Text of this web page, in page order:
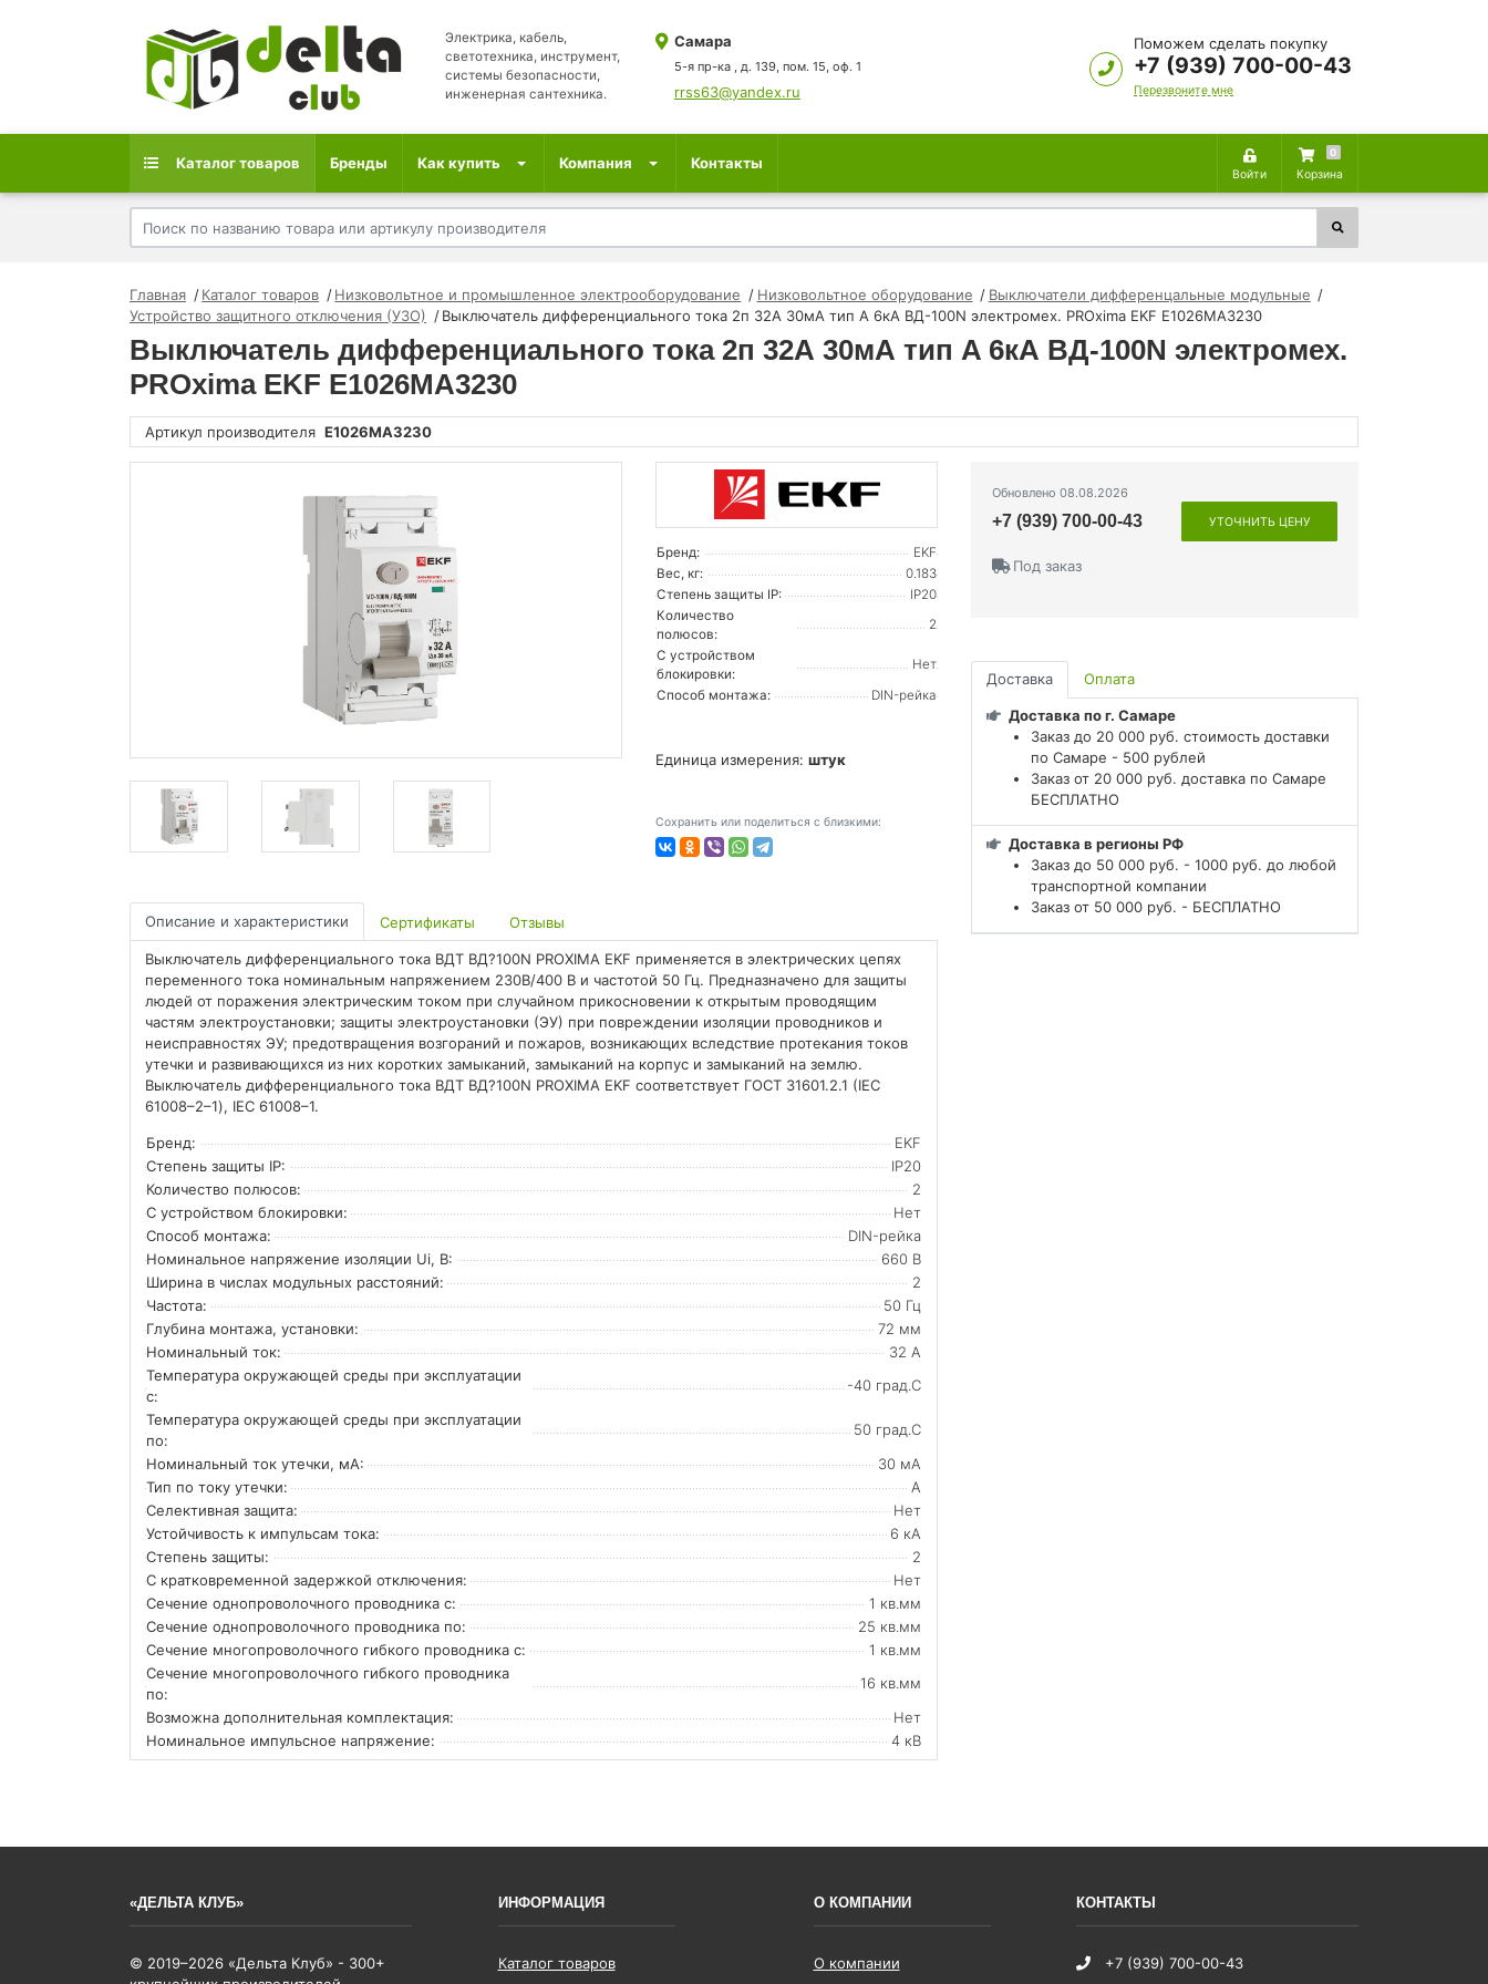
Электрика, кабель,
светотехника, инструмент,
системы безопасности,
инженерная сантехника.
Самара
5-я пр-ка , д. 139, пом. 15, оф. 1
rrss63@yandex.ru
Поможем сделать покупку
+7 (939) 700-00-43
Перезвоните мне
Каталог товаров Бренды Как купить Компания Контакты
Войти
0
Корзина
Главная Каталог товаров Низковольтное и промышленное электрооборудование Низковольтное оборудование
Выключатели дифференцальные модульные
Устройство защитного отключения (УЗО)
Выключатель дифференциального тока 2п 32А 30мА тип A 6кА ВД-100N электромех. PROxima EKF E1026MA3230
Выключатель дифференциального тока 2п 32А 30мА тип A 6кА ВД-100N электромех.
PROxima EKF E1026MA3230
Артикул производителя E1026MA3230
Бренд:
EKF
Вес, кг:
0.183
Степень защиты IP:
IP20
Количество
полюсов:
2
С устройством
блокировки:
Нет
Способ монтажа:
DIN-рейка
Единица измерения: штук
Сохранить или поделиться с близкими:
Обновлено 08.08.2026
+7 (939) 700-00-43 УТОЧНИТЬ ЦЕНУ
Под заказ
Доставка Оплата
Доставка по г. Самаре
Заказ до 20 000 руб. стоимость доставки
по Самаре - 500 рублей
Заказ от 20 000 руб. доставка по Самаре
БЕСПЛАТНО
Доставка в регионы РФ
Заказ до 50 000 руб. - 1000 руб. до любой
транспортной компании
Заказ от 50 000 руб. - БЕСПЛАТНО
Описание и характеристики
Сертификаты Отзывы
Выключатель дифференциального тока ВДТ ВД?100N PROXIMA EKF применяется в электрических цепях
переменного тока номинальным напряжением 230В/400 В и частотой 50 Гц. Предназначено для защиты
людей от поражения электрическим током при случайном прикосновении к открытым проводящим
частям электроустановки; защиты электроустановки (ЭУ) при повреждении изоляции проводников и
неисправностях ЭУ; предотвращения возгораний и пожаров, возникающих вследствие протекания токов
утечки и развивающихся из них коротких замыканий, замыканий на корпус и замыканий на землю.
Выключатель дифференциального тока ВДТ ВД?100N PROXIMA EKF соответствует ГОСТ 31601.2.1 (IEC
61008–2–1), IEC 61008–1.
Бренд:
EKF
Степень защиты IP:
IP20
Количество полюсов:
2
С устройством блокировки:
Нет
Способ монтажа:
DIN-рейка
Номинальное напряжение изоляции Ui, В:
660 В
Ширина в числах модульных расстояний:
2
Частота:
50 Гц
Глубина монтажа, установки:
72 мм
Номинальный ток:
32 А
Температура окружающей среды при эксплуатации
с:
-40 град.C
Температура окружающей cреды при эксплуатации
по:
50 град.C
Номинальный ток утечки, мА:
30 мА
Тип по току утечки:
A
Селективная защита:
Нет
Устойчивость к импульсам тока:
6 кА
Степень защиты:
2
С кратковременной задержкой отключения:
Нет
Сечение однопроволочного проводника с:
1 кв.мм
Сечение однопроволочного проводника по:
25 кв.мм
Сечение многопроволочного гибкого проводника с:
1 кв.мм
Сечение многопроволочного гибкого проводника
по:
16 кв.мм
Возможна дополнительная комплектация:
Нет
Номинальное импульсное напряжение:
4 кВ
«ДЕЛЬТА КЛУБ»
© 2019–2026 «Дельта Клуб» - 300+
ИНФОРМАЦИЯ
Каталог товаров
О КОМПАНИИ
О компании
КОНТАКТЫ
+7 (939) 700-00-43